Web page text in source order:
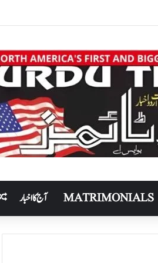
MATRIMONIALS آج کا اخبار